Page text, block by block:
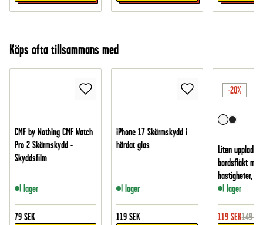
Köps ofta tillsammans med
CMF by Nothing CMF Watch
Pro 2 Skärmskydd -
Skyddsfilm
I lager
79 SEK
iPhone 17 Skärmskydd i
härdat glas
I lager
119 SEK
-20%
Liten
bordsfläkt
hastigheter, Vit
I lager
119 SEK149